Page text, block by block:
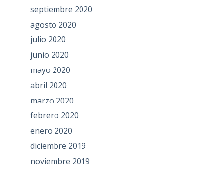
septiembre 2020
agosto 2020
julio 2020
junio 2020
mayo 2020
abril 2020
marzo 2020
febrero 2020
enero 2020
diciembre 2019
noviembre 2019